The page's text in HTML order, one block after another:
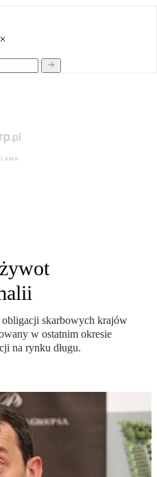
skarbowych krajów
w ostatnim okresie
na rynku długu.